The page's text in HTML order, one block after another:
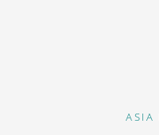
ASIA